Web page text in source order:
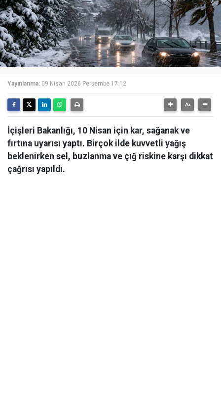
Yayınlanma: 09 Nisan 2026 Perşembe 17:12
İçişleri Bakanlığı, 10 Nisan için kar, sağanak ve
fırtına uyarısı yaptı. Birçok ilde kuvvetli yağış
beklenirken sel, buzlanma ve çığ riskine karşı dikkat
çağrısı yapıldı.